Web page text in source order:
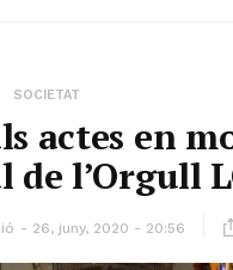
SOCIETAT
actes en
l’Orgull
26, juny, 2020 - 20:56